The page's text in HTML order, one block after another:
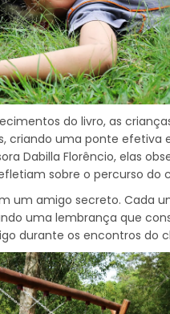
do livro, as
criando uma ponte efetiva
Dabilla Florêncio, elas
sobre o percurso do
um amigo secreto. Cada
uma lembrança que
durante os encontros do